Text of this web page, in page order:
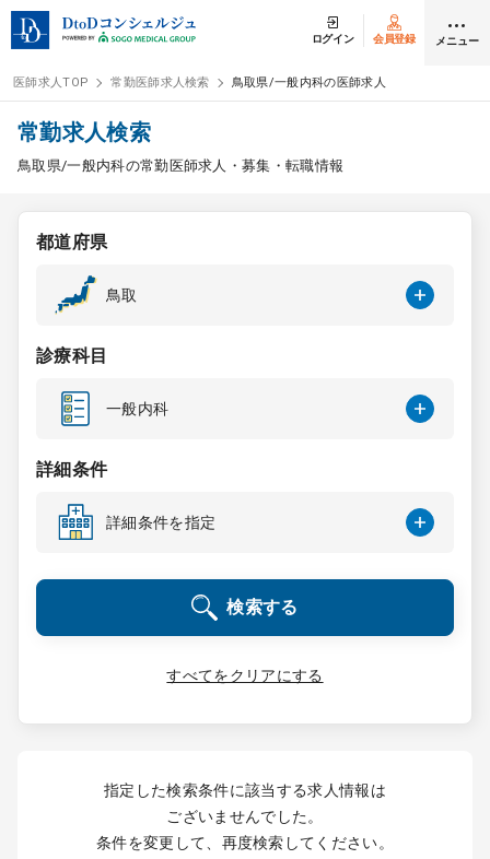
ログイン 会員登録 メニュー
ログイン
医師求人
常勤検索
スポット検索
DtoDの転職・
コンサルタント
成功事例
転職ノウハウ
受付時間 9:00 ～ 18:00（平日）
クリニック開業
医師求人TOP 常勤医師求人検索 鳥取県/一般内科の医師求人
常勤求人検索
鳥取県/一般内科の常勤医師求人・募集・転職情報
都道府県
鳥取
診療科目
一般内科
詳細条件
詳細条件を指定
検索する
すべてをクリアにする
指定した検索条件に該当する求人情報は
ございませんでした。
条件を変更して、再度検索してください。